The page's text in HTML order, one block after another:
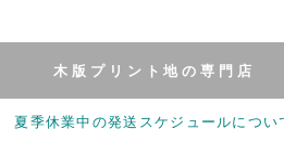
木版プリント地の専門店
夏季休業中の発送スケジュールについ